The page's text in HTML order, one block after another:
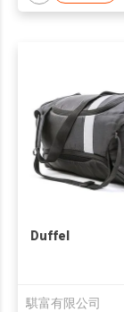
Duffel
騏富有限公司